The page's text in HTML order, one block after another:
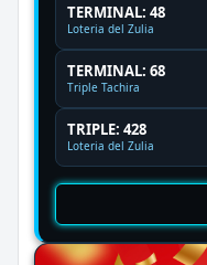
TERMINAL: 48
Loteria del Zulia
TERMINAL: 68
Triple Tachira
TRIPLE: 428
Loteria del Zulia